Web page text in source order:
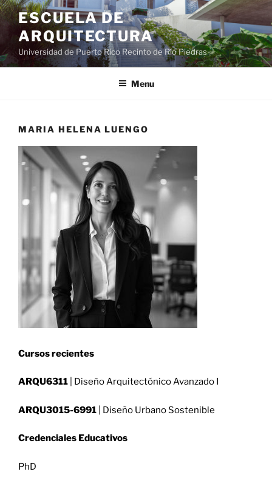
ESCUELA DE
ARQUITECTURA
Universidad de Puerto Rico Recinto de Río Piedras
Menu
MARIA HELENA LUENGO
Cursos recientes
ARQU6311 | Diseño Arquitectónico Avanzado I
ARQU3015-6991 | Diseño Urbano Sostenible
Credenciales Educativos
PhD